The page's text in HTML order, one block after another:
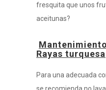
fresquita que unos
aceitunas?
Rayas turquesa
Para una adecuada